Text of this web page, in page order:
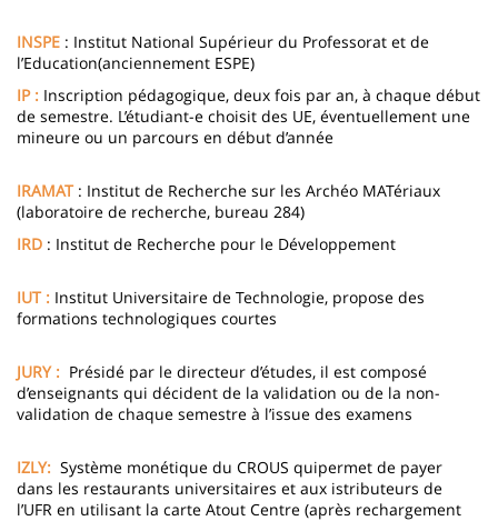
INSPE : Institut National Supérieur du Professorat et de
l’Education(anciennement ESPE)
IP : Inscription pédagogique, deux fois par an, à chaque début
de semestre. L’étudiant-e choisit des UE, éventuellement une
mineure ou un parcours en début d’année
IRAMAT : Institut de Recherche sur les Archéo MATériaux
(laboratoire de recherche, bureau 284)
IRD : Institut de Recherche pour le Développement
IUT : Institut Universitaire de Technologie, propose des
formations technologiques courtes
JURY : Présidé par le directeur d’études, il est composé
d’enseignants qui décident de la validation ou de la non-
validation de chaque semestre à l’issue des examens
IZLY: Système monétique du CROUS quipermet de payer
dans les restaurants universitaires et aux istributeurs de
l’UFR en utilisant la carte Atout Centre (après rechargement